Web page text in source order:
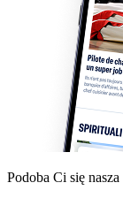
Podoba Ci się nasza